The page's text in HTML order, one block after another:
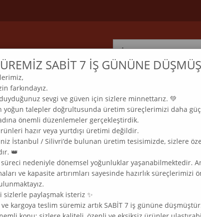
ELMAS MOZAİK TABLO & DIAMOND PAINTING
KLASİK MODERN MANZARA
ELMAS MOZAIK TABLO 30X61 CM
SABİT 7 İŞ GÜNÜNE
farkındayız.
sevgi ve güven için sizlere minnettarız. 💚
yoğun talepler doğrultusunda üretim süreçlerimizi daha
önemli düzenlemeler gerçekleştirdik.
hazır veya yurtdışı üretimi değildir.
İstanbul / Silivri’de bulunan üretim tesisimizde, sizlere
👑
nedeniyle dönemsel yoğunluklar yaşanabilmektedir.
ve kapasite artırımları sayesinde hazırlık süreçlerimizi
sizlerle paylaşmak isteriz ✨
ve kargoya teslim süremiz artık SABİT 7 iş gününe